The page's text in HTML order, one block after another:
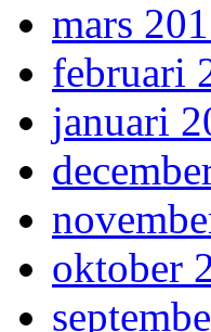
mars
februari
januari
oktober